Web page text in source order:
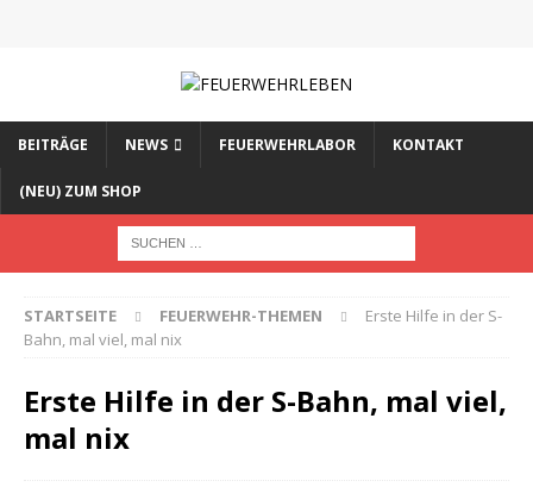
BEITRÄGE NEWS FEUERWEHRLABOR KONTAKT
(NEU) ZUM SHOP
STARTSEITE FEUERWEHR-THEMEN
Erste Hilfe in der S-
Bahn, mal viel, mal nix
Erste Hilfe in der S-Bahn, mal viel,
mal nix